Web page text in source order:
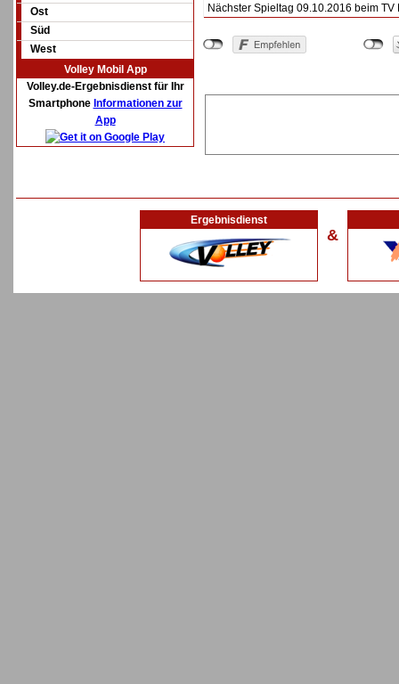
Ost
Süd
West
Volley Mobil App
Volley.de-Ergebnisdienst für Ihr
Smartphone Informationen zur
App
Nächster Spieltag 09.10.2016 beim
Ergebnisdienst
&